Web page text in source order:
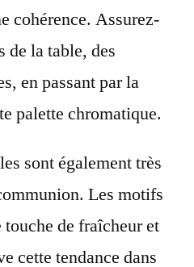
cohérence. Assurez-
de la table, des
en passant par la
palette chromatique.
sont également très
Les motifs
de fraîcheur et
cette tendance dans